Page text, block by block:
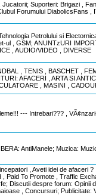
Suporteri: Brigazi ,
Forumului DiabolicsFans
Petrolului si
ul , GSM; ANUNTzURI
, AUDIO/VIDEO , DIVERSE
, TENIS , BASCHET ,
AFACERI , ARTA SI
, MASINI ,
--- Intrebari??? ,
AntiManele; Muzica:
, Aveti idei de afaceri
Paid To Promote , Traffic
Discutii despre forum: Opinii
, Concursuri;